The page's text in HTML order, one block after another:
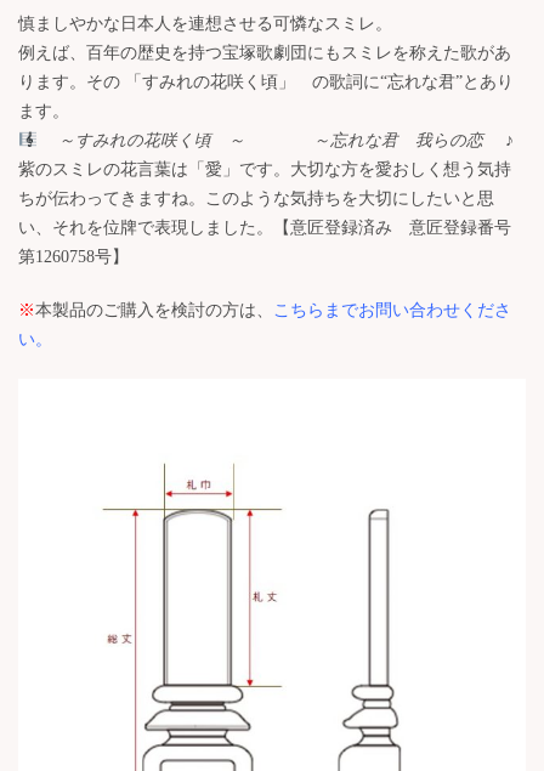
慎ましやかな日本人を連想させる可憐なスミレ。
例えば、百年の歴史を持つ宝塚歌劇団にもスミレを称えた歌があ
ります。その 「すみれの花咲く頃」 の歌詞に“忘れな君”とあり
ます。
～すみれの花咲く頃 ～
～忘れな君 我らの恋 ♪
紫のスミレの花言葉は「愛」です。大切な方を愛おしく想う気持
ちが伝わってきますね。このような気持ちを大切にしたいと思
い、それを位牌で表現しました。【意匠登録済み 意匠登録番号
第1260758号】
※本製品のご購入を検討の方は、
こちらまでお問い合わせくださ
い。